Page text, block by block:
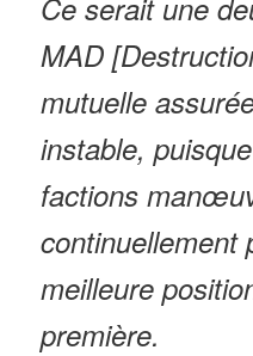
MAD [
mutuelle
instable,
factions
continuellement
meilleure
première.